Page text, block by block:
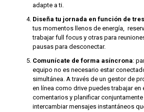
adapte a ti.
Diseña tu jornada en función de
tus momentos llenos de energía,
trabajar full focus y otras para
pausas para desconectar.
Comunícate de forma asíncrona:
equipo no es necesario estar
simultánea. A través de un gestor de
en línea como drive puedes trabajar en
comentarios y planificar
intercambiar mensajes instantáneos